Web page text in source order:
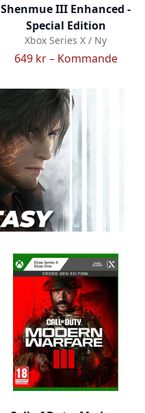
Shenmue III Enhanced -
Special Edition
Xbox Series X / Ny
649 kr – Kommande